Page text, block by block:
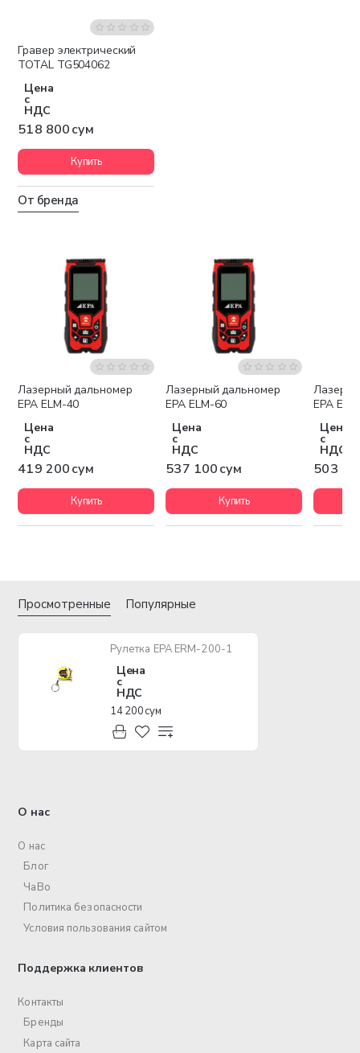
Гравер электрический
TOTAL TG504062
Цена
с
НДС
518 800 сум
Купить
От бренда
Лазерный дальномер
EPA ELM-40
Цена
с
НДС
419 200 сум
Купить
Лазерный дальномер
EPA ELM-60
Цена
с
НДС
537 100 сум
Купить
EPA
Цена
с
НДС
503
Просмотренные Популярные
Рулетка EPA ERM-200-1
Цена
с
НДС
14 200 сум
О нас
О нас
Блог
ЧаВо
Политика безопасности
Условия пользования сайтом
Поддержка клиентов
Контакты
Бренды
Карта сайта